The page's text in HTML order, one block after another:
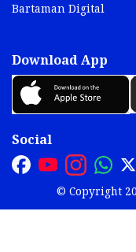
Bartaman Digital
Download App
Social
© Copyright